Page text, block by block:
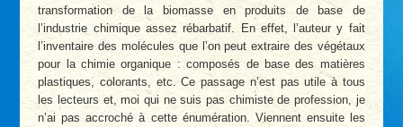
transformation de la biomasse en produits de base de
l’industrie chimique assez rébarbatif. En effet, l’auteur y fait
l’inventaire des molécules que l’on peut extraire des végétaux
pour la chimie organique : composés de base des matières
plastiques, colorants, etc. Ce passage n’est pas utile à tous
les lecteurs et, moi qui ne suis pas chimiste de profession, je
n’ai pas accroché à cette énumération. Viennent ensuite les